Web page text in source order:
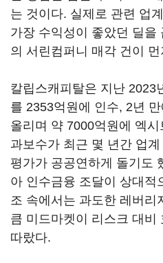
는 것이다. 실제로 관련 업
가장 수익성이 좋았던 딜을
의 서린컴퍼니 매각 건이
칼립스캐피탈은 지난 2023
를 2353억원에 인수, 2년
올리며 약 7000억원에 엑
과보수가 최근 몇 년간 업
평가가 공공연하게 돌기도
아 인수금융 조달이 상대적
조 속에서는 과도한 레버리
큼 미드마켓이 리스크 대비
따랐다.